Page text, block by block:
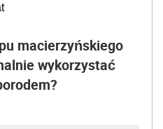
macierzyńskiego
wykorzystać